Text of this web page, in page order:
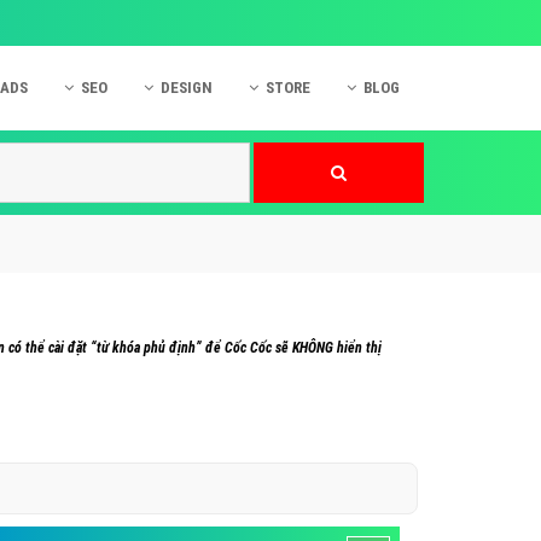
SEO DESIGN STORE BLOG
thể cài đặt “từ khóa phủ định” để Cốc Cốc sẽ KHÔNG hiển thị